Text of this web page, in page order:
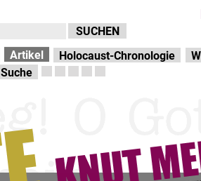
Artikel Holocaust-Chronologie
Suche